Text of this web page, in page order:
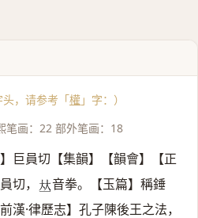
头，请参考「權 」字：）
笔画：22 部外笔画：18
】巨員切【集韻】【韻會】【正
切， 𠀤音拳。【玉篇】稱錘
漢·律歷志】孔子陳後王之法，